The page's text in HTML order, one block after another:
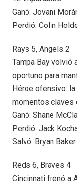
Ganó: Jovani
Perdió: Colin
Rays 5, Angels 2
Tampa Bay volvió
oportuno para
Héroe ofensivo:
momentos claves
Ganó: Shane
Perdió: Jack
Salvó: Bryan
Reds 6, Braves 4
Cincinnati frenó a